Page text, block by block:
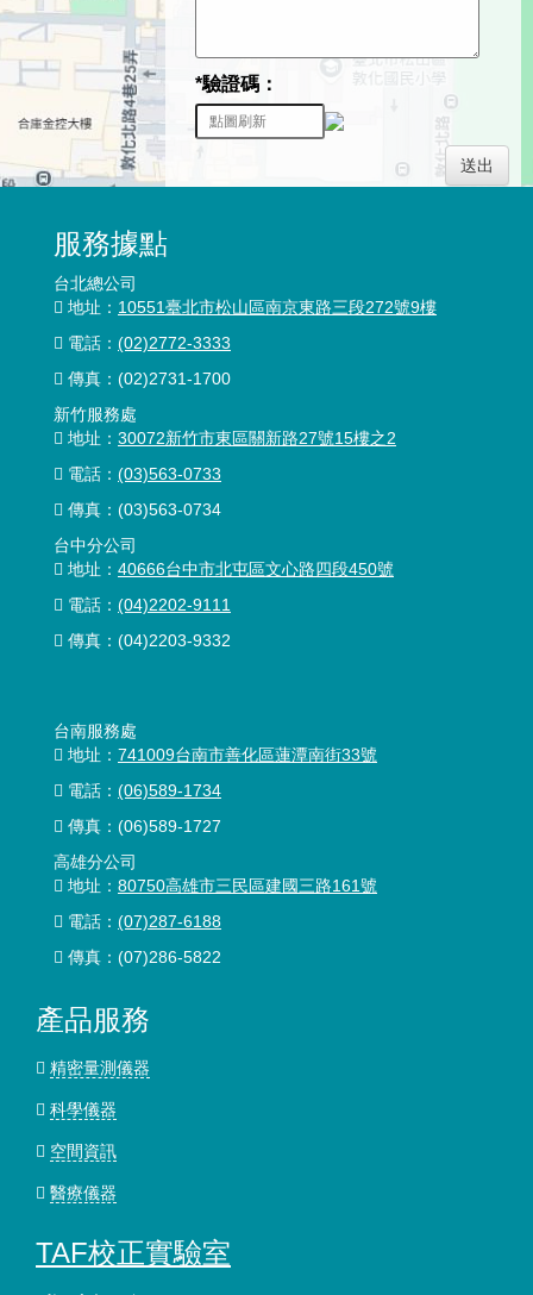
*驗證碼：
送出
服務據點
台北總公司
地址： 10551臺北市松山區南京東路三段272號9樓
電話： (02)2772-3333
傳真： (02)2731-1700
新竹服務處
地址： 30072新竹市東區關新路27號15樓之2
電話： (03)563-0733
傳真：(03)563-0734
台中分公司
地址： 40666台中市北屯區文心路四段450號
電話： (04)2202-9111
傳真：(04)2203-9332
台南服務處
地址： 741009台南市善化區蓮潭南街33號
電話： (06)589-1734
傳真：(06)589-1727
高雄分公司
地址： 80750高雄市三民區建國三路161號
電話： (07)287-6188
傳真：(07)286-5822
產品服務
精密量測儀器
科學儀器
空間資訊
醫療儀器
TAF校正實驗室